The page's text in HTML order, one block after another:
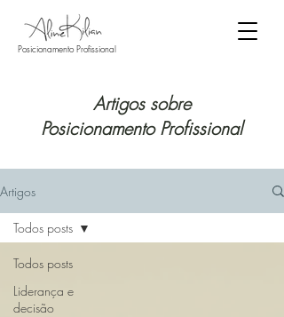
Posicionamento Profissional
Artigos sobre
Posicionamento Profissional
Artigos
Todos posts
Liderança e
decisão
Todos posts